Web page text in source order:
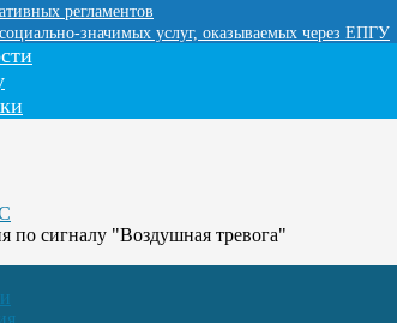
регламентов
значимых услуг, оказываемых через ЕПГУ
по сигналу "Воздушная тревога"